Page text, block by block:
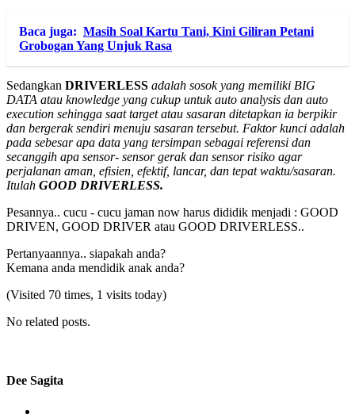
Baca juga: Masih Soal Kartu Tani, Kini Giliran Petani
Grobogan Yang Unjuk Rasa
Sedangkan DRIVERLESS adalah sosok yang memiliki BIG
DATA atau knowledge yang cukup untuk auto analysis dan auto
execution sehingga saat target atau sasaran ditetapkan ia berpikir
dan bergerak sendiri menuju sasaran tersebut. Faktor kunci adalah
pada sebesar apa data yang tersimpan sebagai referensi dan
secanggih apa sensor- sensor gerak dan sensor risiko agar
perjalanan aman, efisien, efektif, lancar, dan tepat waktu/sasaran.
Itulah GOOD DRIVERLESS.
Pesannya.. cucu - cucu jaman now harus dididik menjadi : GOOD
DRIVEN, GOOD DRIVER atau GOOD DRIVERLESS..
Pertanyaannya.. siapakah anda?
Kemana anda mendidik anak anda?
(Visited 70 times, 1 visits today)
No related posts.
Dee Sagita